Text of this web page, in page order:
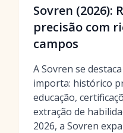
Sovren (2026):
precisão com
campos
A Sovren se
importa: histórico
educação,
extração de
2026, a Sovren